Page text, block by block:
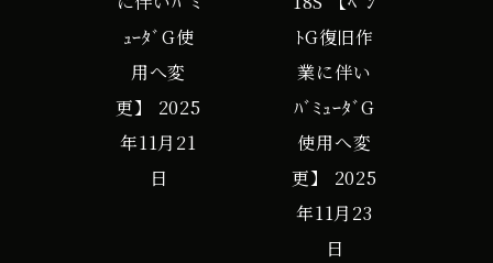
ｭｰﾀﾞG使
用へ変
更】 2025
年11月21
日
ﾄG復旧作
業に伴い
ﾊﾞﾐｭｰﾀﾞG
使用へ変
更】 2025
年11月23
日